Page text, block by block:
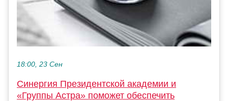
18:00, 23 Сен
Синергия Президентской академии и
«Группы Астра» поможет обеспечить